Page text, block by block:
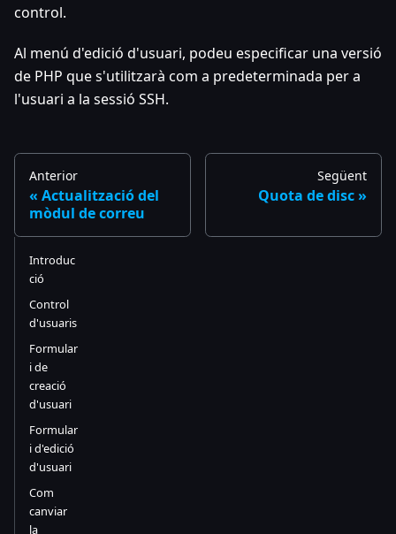
control.
Al menú d'edició d'usuari, podeu especificar una versió
de PHP que s'utilitzarà com a predeterminada per a
l'usuari a la sessió SSH.
Anterior
Actualització del
mòdul de correu
Següent
Quota de disc
Introduc
ció
Control
d'usuaris
Formular
i de
creació
d'usuari
Formular
i d'edició
d'usuari
Com
canviar
la